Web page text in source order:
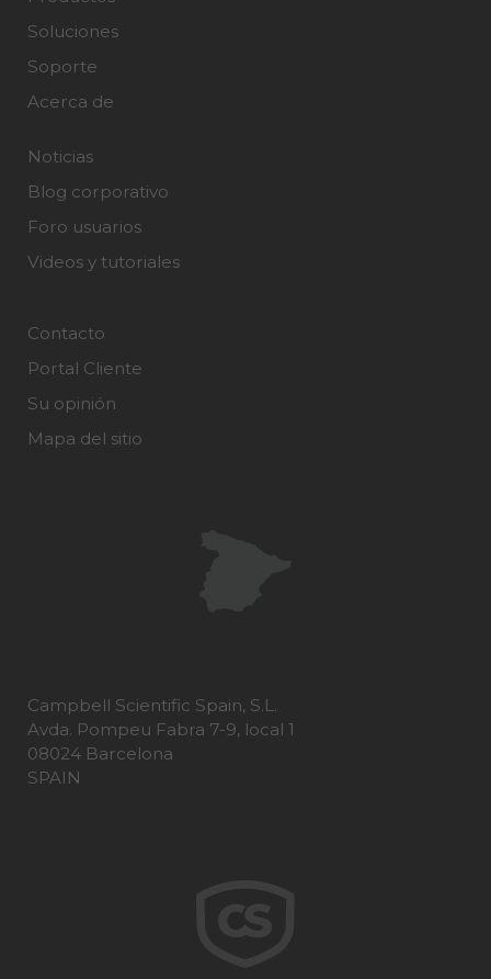
Soluciones
Soporte
Acerca de
Noticias
Blog corporativo
Foro usuarios
Videos y tutoriales
Contacto
Portal Cliente
Su opinión
Mapa del sitio
Campbell Scientific Spain, S.L.
Avda. Pompeu Fabra 7-9, local 1
08024 Barcelona
SPAIN